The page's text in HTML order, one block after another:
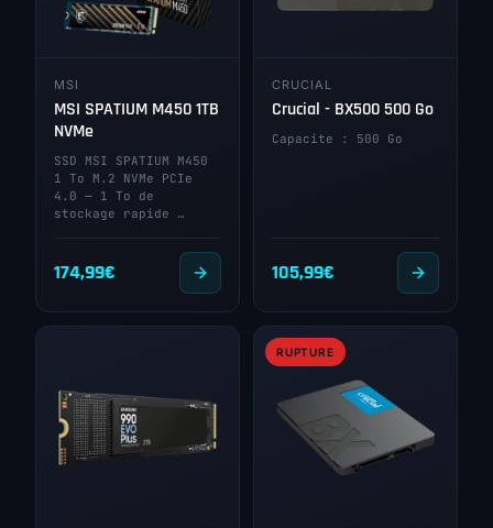
MSI
MSI SPATIUM M450 1TB
NVMe
SSD MSI SPATIUM M450
1 To M.2 NVMe PCIe
4.0 — 1 To de
stockage rapide …
174,99€
CRUCIAL
Crucial - BX500 500 Go
Capacite : 500 Go
105,99€
RUPTURE